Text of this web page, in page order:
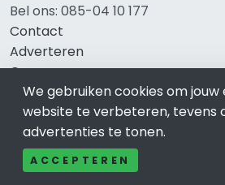
Bel ons: 085-04 10 177
Contact
Adverteren
Over ons
Cookieverklaring
Avg
Privacy
We gebruiken cookies om
website te verbeteren, tevens
advertenties te tonen.
ACCEPTEREN